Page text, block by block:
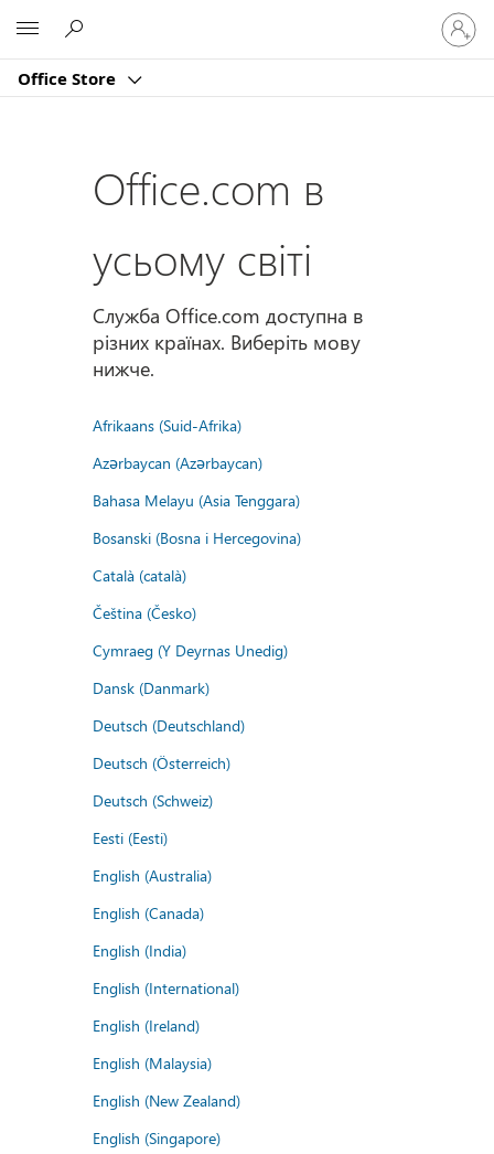
Office Store
свій
запис
Office.com в
усьому світі
Служба Office.com доступна в
різних країнах. Виберіть мову
нижче.
Afrikaans (Suid-Afrika)
Azərbaycan (Azərbaycan)
Bahasa Melayu (Asia Tenggara)
Bosanski (Bosna i Hercegovina)
Català (català)
Čeština (Česko)
Cymraeg (Y Deyrnas Unedig)
Dansk (Danmark)
Deutsch (Deutschland)
Deutsch (Österreich)
Deutsch (Schweiz)
Eesti (Eesti)
English (Australia)
English (Canada)
English (India)
English (International)
English (Ireland)
English (Malaysia)
English (New Zealand)
English (Singapore)